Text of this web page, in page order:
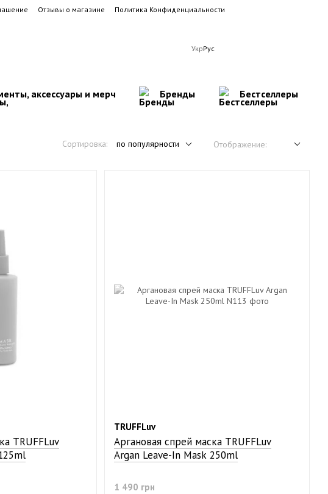
Отзывы о магазине Политика Конфиденциальности
УкрРус
аксессуары и мерч Бренды Бестселлеры
Сортировка: по популярности Отображение:
TRUFFLuv
TRUFFLuv
Аргановая спрей маска TRUFFLuv
Argan Leave-In Mask 250ml
1 490 грн